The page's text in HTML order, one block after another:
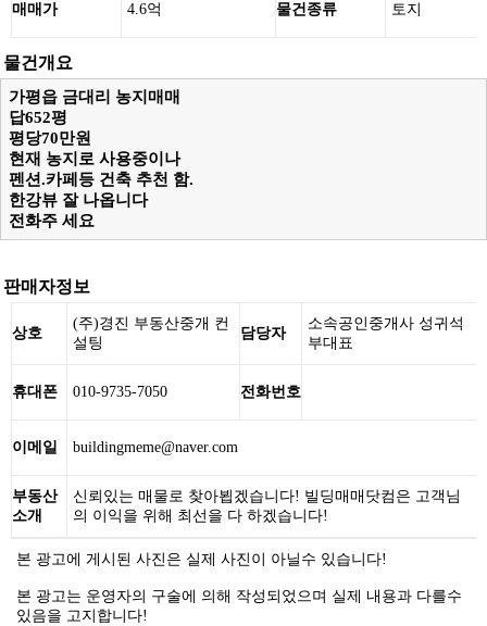
매매가 4.6억 물건종류 토지
물건개요
가평읍 금대리 농지매매
답652평
평당70만원
현재 농지로 사용중이나
펜션.카페등 건축 추천 함.
한강뷰 잘 나옵니다
전화주 세요
판매자정보
상호
(주)경진 부동산중개 컨
설팅
담당자
소속공인중개사 성귀석
부대표
휴대폰 010-9735-7050 전화번호
이메일 buildingmeme@naver.com
부동산
소개
신뢰있는 매물로 찾아뵙겠습니다! 빌딩매매닷컴은 고객님
의 이익을 위해 최선을 다 하겠습니다!
본 광고에 게시된 사진은 실제 사진이 아닐수 있습니다!
본 광고는 운영자의 구술에 의해 작성되었으며 실제 내용과 다를수
있음을 고지합니다!